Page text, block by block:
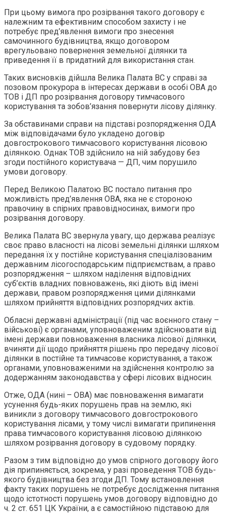
При цьому вимога про розірвання такого договору є
належним та ефективним способом захисту і не
потребує пред’явлення вимоги про знесення
самочинного будівництва, якщо договором
врегульовано повернення земельної ділянки та
приведення її в придатний для використання стан.
Таких висновків дійшла Велика Палата ВС у справі за
позовом прокурора в інтересах держави в особі ОВА до
ТОВ і ДП про розірвання договору тимчасового
користування та зобов’язання повернути лісову ділянку.
За обставинами справи на підставі розпорядження ОДА
між відповідачами було укладено договір
довгострокового тимчасового користування лісовою
ділянкою. Однак ТОВ здійснило на ній забудову без
згоди постійного користувача — ДП, чим порушило
умови договору.
Перед Великою Палатою ВС постало питання про
можливість пред’явлення ОВА, яка не є стороною
правочину в спірних правовідносинах, вимоги про
розірвання договору.
Велика Палата ВС звернула увагу, що держава реалізує
своє право власності на лісові земельні ділянки шляхом
передання їх у постійне користування спеціалізованим
державним лісогосподарським підприємствам, а право
розпорядження – шляхом наділення відповідних
суб’єктів владних повноважень, які діють від імені
держави, правом розпорядження цими ділянками
шляхом прийняття відповідних розпорядчих актів.
Обласні державні адміністрації (під час воєнного стану –
військові) є органами, уповноваженим здійснювати від
імені держави повноваження власника лісової ділянки,
вчиняти дії щодо прийняття рішень про передачу лісової
ділянки в постійне та тимчасове користування, а також
органами, уповноваженими на здійснення контролю за
додержанням законодавства у сфері лісових відносин.
Отже, ОДА (нині – ОВА) має повноваження вимагати
усунення будь-яких порушень прав на землю, які
виникли з договору тимчасового довгострокового
користування лісами, у тому числі вимагати припинення
права тимчасового користування лісовою ділянкою
шляхом розірвання договору в судовому порядку.
Разом з тим відповідно до умов спірного договору його
дія припиняється, зокрема, у разі проведення ТОВ будь-
якого будівництва без згоди ДП. Тому встановлення
факту таких порушень не потребує дослідження питання
щодо істотності порушень умов договору відповідно до
ч. 2 ст. 651 ЦК України, а є самостійною підставою для